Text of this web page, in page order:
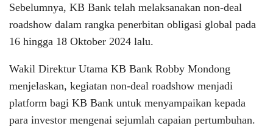
Sebelumnya, KB Bank telah melaksanakan non-deal
roadshow dalam rangka penerbitan obligasi global pada
16 hingga 18 Oktober 2024 lalu.
Wakil Direktur Utama KB Bank Robby Mondong
menjelaskan, kegiatan non-deal roadshow menjadi
platform bagi KB Bank untuk menyampaikan kepada
para investor mengenai sejumlah capaian pertumbuhan.